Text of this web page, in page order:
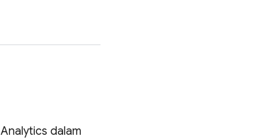
Analytics dalam